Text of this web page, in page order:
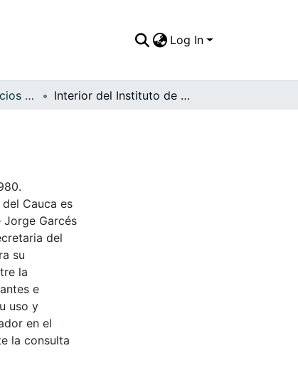
Log In
APFFVC - Los Servicios Públicos - Patrimonial Interior del Instituto de Promoción Social
Cauca es
Garcés
del
su
la
e
uso y
en el
la consulta